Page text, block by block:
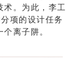
术。为此，李工
项的设计任务
离子阱。